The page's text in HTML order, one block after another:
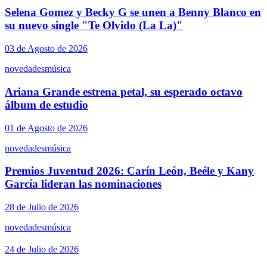
Selena Gomez y Becky G se unen a Benny Blanco en
su nuevo single "Te Olvido (La La)"
03 de Agosto de 2026
novedadesmúsica
Ariana Grande estrena petal, su esperado octavo
álbum de estudio
01 de Agosto de 2026
novedadesmúsica
Premios Juventud 2026: Carín León, Beéle y Kany
García lideran las nominaciones
28 de Julio de 2026
novedadesmúsica
24 de Julio de 2026